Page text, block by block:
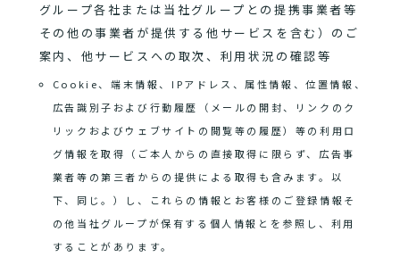
グループ各社または当社グループとの提携事業者等
その他の事業者が提供する他サービスを含む）のご
案内、他サービスへの取次、利用状況の確認等
Cookie、端末情報、IPアドレス、属性情報、位置情報、
広告識別子および行動履歴（メールの開封、リンクのク
リックおよびウェブサイトの閲覧等の履歴）等の利用ロ
グ情報を取得（ご本人からの直接取得に限らず、広告事
業者等の第三者からの提供による取得も含みます。以
下、同じ。）し、これらの情報とお客様のご登録情報そ
の他当社グループが保有する個人情報とを参照し、利用
することがあります。